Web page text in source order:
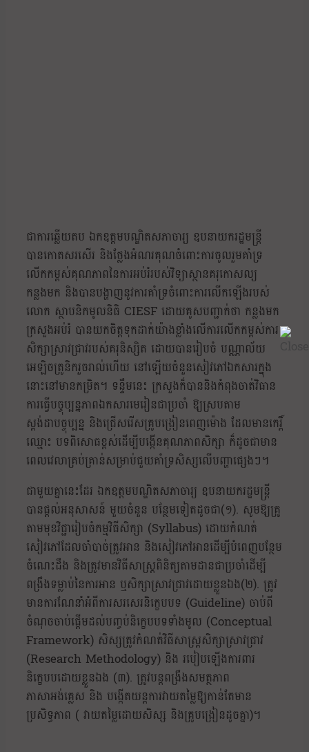
ជាការឆ្លើយតប ឯកឧត្តមបណ្ឌិតសភាចារ្យ ឧបនាយករដ្ឋមន្ត្រី
បានកោតសរសើរ និងថ្លែងអំណរគុណចំពោះការចូលរួមគាំទ្រ
លើកកម្ពស់គុណភាពនៃការអប់រំរបស់វិទ្យាស្ថានគរុកោសល្យ
កន្លងមក និងបានបង្ហាញនូវការគាំទ្រចំពោះការលើកឡើងរបស់
លោក ស្ថាបនិកមូលនិធិ CIESF ដោយគូសបញ្ជាក់ថា កន្លងមក
ក្រសួងអប់រំ បានយកចិត្តទុកដាក់យ៉ាងខ្លាំងលើការលើកកម្ពស់ការ
សិក្សាស្រាវជ្រាវរបស់គរុនិស្សិត ដោយបានរៀបចំ បណ្ណាល័យ
អេឡិចត្រូនិករួចរាល់ហើយ នៅឡើយចំនួនសៀវភៅឯកសារក្នុង
នោះនៅមានកម្រិត។ ទន្ទឹមនេះ ក្រសួងក៏បាននិងកំពុងចាត់វិធាន
ការធ្វើបច្ចុប្បន្នភាពឯកសារមេរៀនជាប្រចាំ ឱ្យស្របតាម
ស្តង់ដាបច្ចុប្បន្ន និងជ្រើសរើសគ្រូបង្រៀនពេញម៉ោង ដែលមានកេរ្តិ៍
ឈ្មោះ បទពិសោធខ្ពស់ដើម្បីបង្កើនគុណភាពសិក្សា ក៏ដូចជាមាន
ពេលវេលាគ្រប់គ្រាន់សម្រាប់ជួយគាំទ្រសិស្សលើបញ្ហាផ្សេងៗ។
ជាមួយគ្នានេះដែរ ឯកឧត្តមបណ្ឌិតសភាចារ្យ ឧបនាយករដ្ឋមន្ត្រី
បានផ្តល់អនុសាសន៍ មួយចំនួន បន្ថែមទៀតដូចជា(១). សូមឱ្យគ្រូ
តាមមុខវិជ្ជារៀបចំកម្មវិធីសិក្សា (Syllabus) ដោយកំណត់
សៀវភៅដែលចាំបាច់ត្រូវអាន និងសៀវភៅអានដើម្បីបំពេញបន្ថែម
ចំណេះដឹង និងត្រូវមានវិធីសាស្ត្រពិនិត្យតាមដានជាប្រចាំដើម្បី
ពង្រឹងទម្លាប់នៃការអាន ឬសិក្សាស្រាវជ្រាវដោយខ្លួនឯង(២). ត្រូវ
មានការណែនាំអំពីការសរសេរនិក្ខេបបទ (Guideline) ចាប់ពី
ចំណុចចាប់ផ្តើមដល់បញ្ចប់និក្ខេបបទទាំងមូល (Conceptual
Framework) សិស្សត្រូវកំណត់វិធីសាស្ត្រសិក្សាស្រាវជ្រាវ
(Research Methodology) និង របៀបឡើងការពារ
និក្ខេបបដោយខ្លួនឯង (៣). ត្រូវបន្តពង្រឹងសមត្ថភាព
ភាសាអង់គ្លេស និង បង្កើតយន្តការវាយតម្លៃឱ្យកាន់តែមាន
ប្រសិទ្ធភាព ( វាយតម្លៃដោយសិស្ស និងគ្រូបង្រៀនដូចគ្នា)។